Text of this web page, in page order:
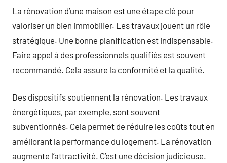
La rénovation d’une maison est une étape clé pour
valoriser un bien immobilier. Les travaux jouent un rôle
stratégique. Une bonne planification est indispensable.
Faire appel à des professionnels qualifiés est souvent
recommandé. Cela assure la conformité et la qualité.
Des dispositifs soutiennent la rénovation. Les travaux
énergétiques, par exemple, sont souvent
subventionnés. Cela permet de réduire les coûts tout en
améliorant la performance du logement. La rénovation
augmente l’attractivité. C’est une décision judicieuse.